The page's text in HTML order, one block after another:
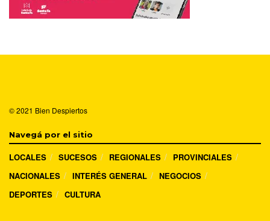
© 2021 Bien Despiertos
Navegá por el sitio
LOCALES SUCESOS REGIONALES
PROVINCIALES
NACIONALES
INTERÉS GENERAL
NEGOCIOS
DEPORTES
CULTURA